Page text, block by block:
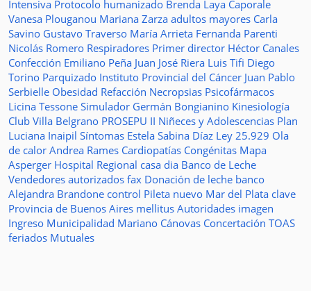
Intensiva Protocolo humanizado Brenda Laya Caporale
Vanesa Plouganou Mariana Zarza adultos mayores Carla
Savino Gustavo Traverso María Arrieta Fernanda Parenti
Nicolás Romero Respiradores Primer director Héctor Canales
Confección Emiliano Peña Juan José Riera Luis Tifi Diego
Torino Parquizado Instituto Provincial del Cáncer Juan Pablo
Serbielle Obesidad Refacción Necropsias Psicofármacos
Licina Tessone Simulador Germán Bongianino Kinesiología
Club Villa Belgrano PROSEPU II Niñeces y Adolescencias Plan
Luciana Inaipil Síntomas Estela Sabina Díaz Ley 25.929 Ola
de calor Andrea Rames Cardiopatías Congénitas Mapa
Asperger Hospital Regional casa dia Banco de Leche
Vendedores autorizados fax Donación de leche banco
Alejandra Brandone control Pileta nuevo Mar del Plata clave
Provincia de Buenos Aires mellitus Autoridades imagen
Ingreso Municipalidad Mariano Cánovas Concertación TOAS
feriados Mutuales